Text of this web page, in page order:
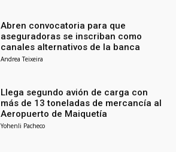
Abren convocatoria para que
aseguradoras se inscriban como
canales alternativos de la banca
Andrea Teixeira
Llega segundo avión de carga con
más de 13 toneladas de mercancía al
Aeropuerto de Maiquetía
Yohenli Pacheco